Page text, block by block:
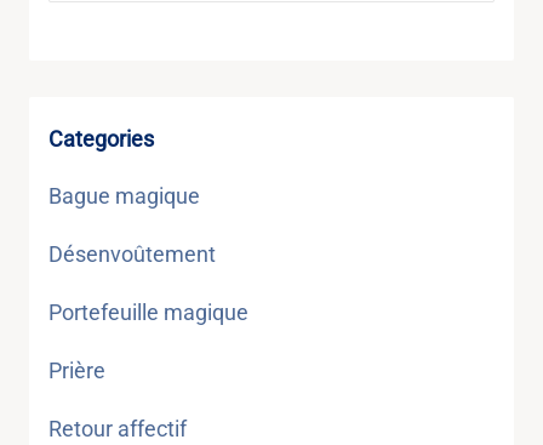
Categories
Bague magique
Désenvoûtement
Portefeuille magique
Prière
Retour affectif